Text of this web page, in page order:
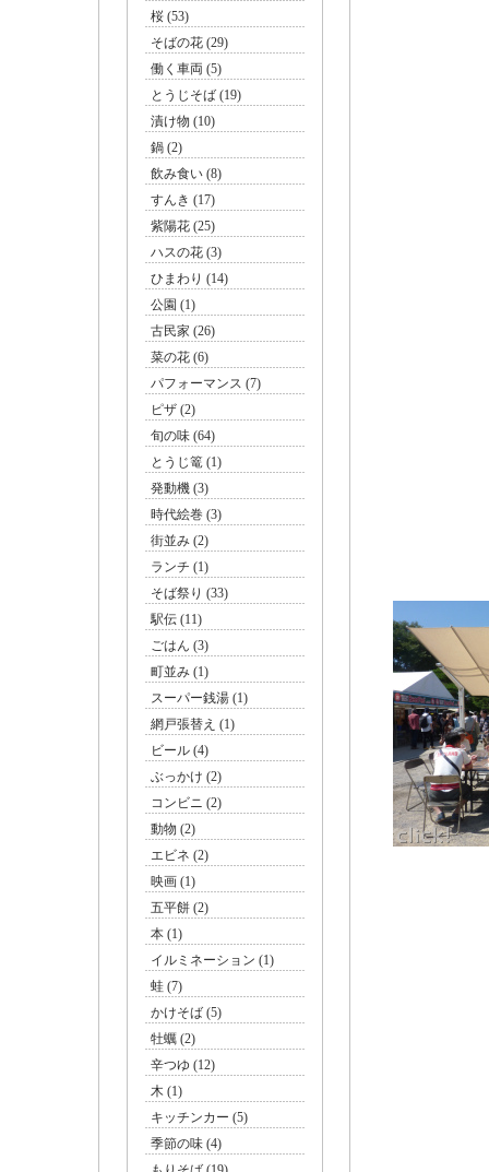
桜 (53)
そばの花 (29)
働く車両 (5)
とうじそば (19)
漬け物 (10)
鍋 (2)
飲み食い (8)
すんき (17)
紫陽花 (25)
ハスの花 (3)
ひまわり (14)
公園 (1)
古民家 (26)
菜の花 (6)
パフォーマンス (7)
ピザ (2)
旬の味 (64)
とうじ篭 (1)
発動機 (3)
時代絵巻 (3)
街並み (2)
ランチ (1)
そば祭り (33)
駅伝 (11)
ごはん (3)
町並み (1)
スーパー銭湯 (1)
網戸張替え (1)
ビール (4)
ぶっかけ (2)
コンビニ (2)
動物 (2)
エビネ (2)
映画 (1)
五平餅 (2)
本 (1)
イルミネーション (1)
蛙 (7)
かけそば (5)
牡蠣 (2)
辛つゆ (12)
木 (1)
キッチンカー (5)
季節の味 (4)